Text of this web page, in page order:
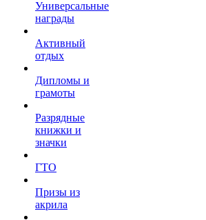
Универсальные
награды
Активный
отдых
Дипломы и
грамоты
Разрядные
книжки и
значки
ГТО
Призы из
акрила